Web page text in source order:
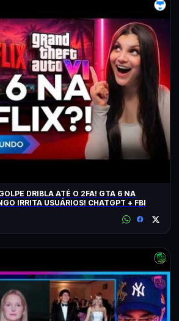
DRIBLA ATÉ O 2FA! GTA 6 NA
IRRITA USUÁRIOS! CHATGPT + FBI